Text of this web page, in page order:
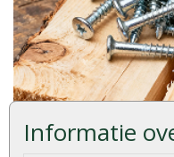
Informatie